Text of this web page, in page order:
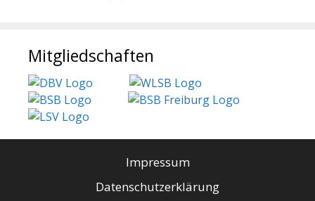
Mitgliedschaften
Impressum
Datenschutzerklärung